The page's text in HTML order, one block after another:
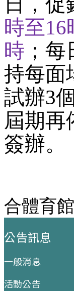
時至16
時 ；
持每面
試辦3
屆期再
簽辦。
合體育
公告訊息
一般消息
活動公告